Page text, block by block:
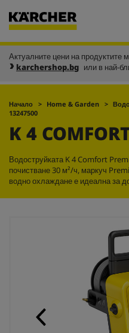
Актуалните цени на продуктите
karchershop.bg или в най-
Начало Home & Garden
13247500
K 4
Водоструйката K 4 Comfort
почистване 30 м²/ч, маркуч
водно охлаждане е идеална за